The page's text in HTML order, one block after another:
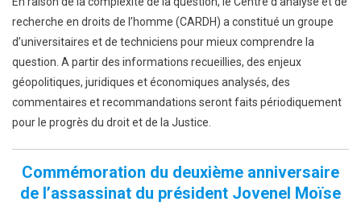
recherche en droits de l’homme (CARDH) a constitué un groupe
d’universitaires et de techniciens pour mieux comprendre la
question. A partir des informations recueillies, des enjeux
géopolitiques, juridiques et économiques analysés, des
commentaires et recommandations seront faits périodiquement
pour le progrès du droit et de la Justice.
Commémoration du deuxième anniversaire
de l’assassinat du président Jovenel Moïse